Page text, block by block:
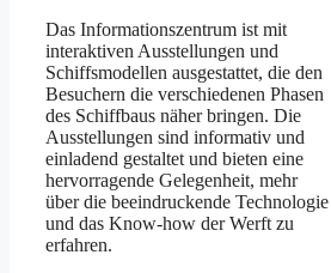
Das Informationszentrum ist mit
interaktiven Ausstellungen und
Schiffsmodellen ausgestattet, die den
Besuchern die verschiedenen Phasen
des Schiffbaus näher bringen. Die
Ausstellungen sind informativ und
einladend gestaltet und bieten eine
hervorragende Gelegenheit, mehr
über die beeindruckende Technologie
und das Know-how der Werft zu
erfahren.